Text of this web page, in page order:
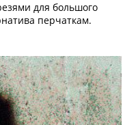
для большого
перчаткам.